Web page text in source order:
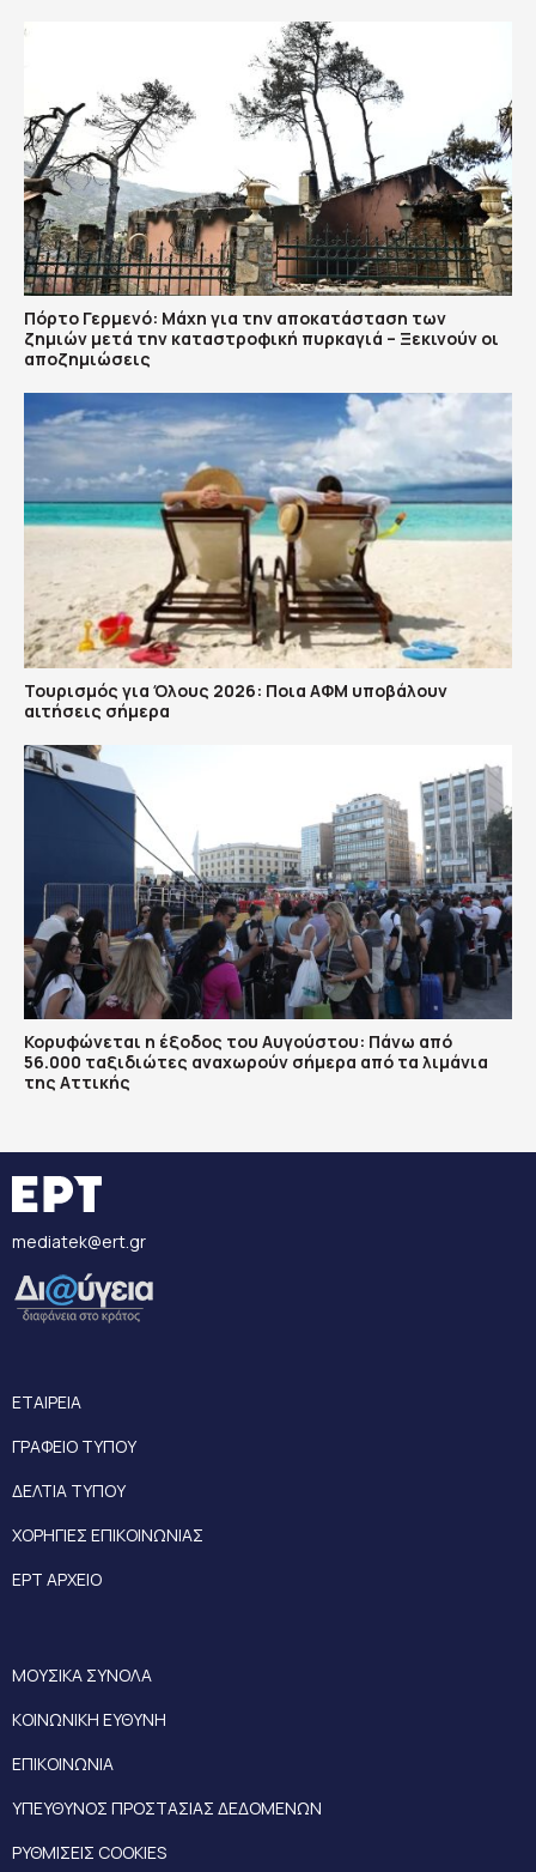
Πόρτο Γερμενό: Μάχη για την αποκατάσταση των
ζημιών μετά την καταστροφική πυρκαγιά – Ξεκινούν οι
αποζημιώσεις
Τουρισμός για Όλους 2026: Ποια ΑΦΜ υποβάλουν
αιτήσεις σήμερα
Κορυφώνεται η έξοδος του Αυγούστου: Πάνω από
56.000 ταξιδιώτες αναχωρούν σήμερα από τα λιμάνια
της Αττικής
mediatek@ert.gr
ΕΤΑΙΡΕΙΑ
ΓΡΑΦΕΙΟ ΤΥΠΟΥ
ΔΕΛΤΙΑ ΤΥΠΟΥ
ΧΟΡΗΓΙΕΣ ΕΠΙΚΟΙΝΩΝΙΑΣ
ΕΡΤ ΑΡΧΕΙΟ
ΜΟΥΣΙΚΑ ΣΥΝΟΛΑ
ΚΟΙΝΩΝΙΚΗ ΕΥΘΥΝΗ
ΕΠΙΚΟΙΝΩΝΙΑ
ΥΠΕΥΘΥΝΟΣ ΠΡΟΣΤΑΣΙΑΣ ΔΕΔΟΜΕΝΩΝ
ΡΥΘΜΙΣΕΙΣ COOKIES